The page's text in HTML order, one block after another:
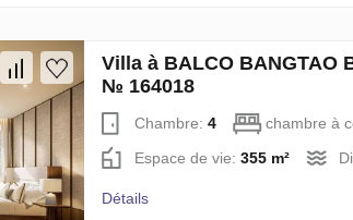
Villa à BALCO BANGTAO
№ 164018
Chambre: 4 chambre à
Espace de vie: 355 m²
Détails